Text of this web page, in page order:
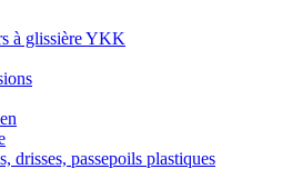
à glissière YKK
drisses, passepoils plastiques